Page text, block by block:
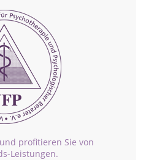
profitieren Sie von
Leistungen.